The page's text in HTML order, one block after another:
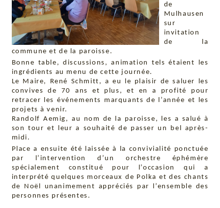
de
Mulhausen
sur
invitation
de la
commune et de la paroisse.
Bonne table, discussions, animation tels étaient les
ingrédients au menu de cette journée.
Le Maire, René Schmitt, a eu le plaisir de saluer les
convives de 70 ans et plus, et en a profité pour
retracer les événements marquants de l’année et les
projets à venir.
Randolf Aemig, au nom de la paroisse, les a salué à
son tour et leur a souhaité de passer un bel après-
midi.
Place a ensuite été laissée à la convivialité ponctuée
par l’intervention d’un orchestre éphémère
spécialement constitué pour l’occasion qui a
interprété quelques morceaux de Polka et des chants
de Noël unanimement appréciés par l’ensemble des
personnes présentes.